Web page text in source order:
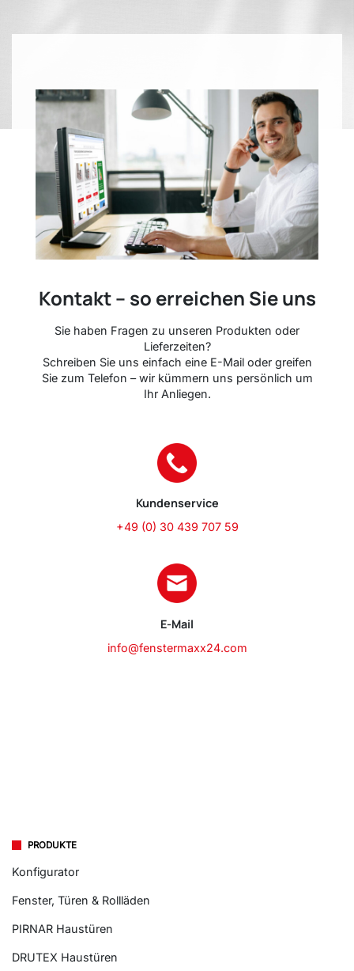
Kontakt – so erreichen Sie uns
Sie haben Fragen zu unseren Produkten oder
Lieferzeiten?
Schreiben Sie uns einfach eine E-Mail oder greifen
Sie zum Telefon – wir kümmern uns persönlich um
Ihr Anliegen.
Kundenservice
+49 (0) 30 439 707 59
E-Mail
info@fenstermaxx24.com
PRODUKTE
Konfigurator
Fenster, Türen & Rollläden
PIRNAR Haustüren
DRUTEX Haustüren